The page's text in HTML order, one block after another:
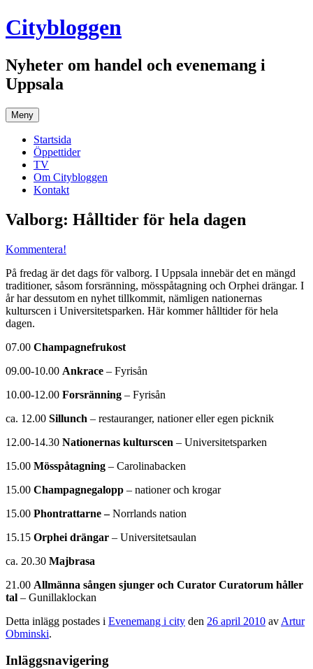
Hoppa
till
Citybloggen
Nyheter om handel och evenemang i
Uppsala
Meny
Startsida
Öppettider
TV
Om Citybloggen
Kontakt
Valborg: Hålltider för hela dagen
Kommentera!
På fredag är det dags för valborg. I Uppsala innebär det en mängd
traditioner, såsom forsränning, mösspåtagning och Orphei drängar. I
år har dessutom en nyhet tillkommit, nämligen nationernas
kulturscen i Universitetsparken. Här kommer hålltider för hela
dagen.
07.00 Champagnefrukost
09.00-10.00 Ankrace – Fyrisån
10.00-12.00 Forsränning – Fyrisån
ca. 12.00 Sillunch – restauranger, nationer eller egen picknik
12.00-14.30 Nationernas kulturscen – Universitetsparken
15.00 Mösspåtagning – Carolinabacken
15.00 Champagnegalopp – nationer och krogar
15.00 Phontrattarne –Norrlands nation
15.15 Orphei drängar – Universitetsaulan
ca. 20.30 Majbrasa
21.00 Allmänna sången sjunger och Curator Curatorum håller
tal – Gunillaklockan
Detta inlägg postades i Evenemang i city den 26 april 2010 av Artur
Obminski.
Inläggsnavigering